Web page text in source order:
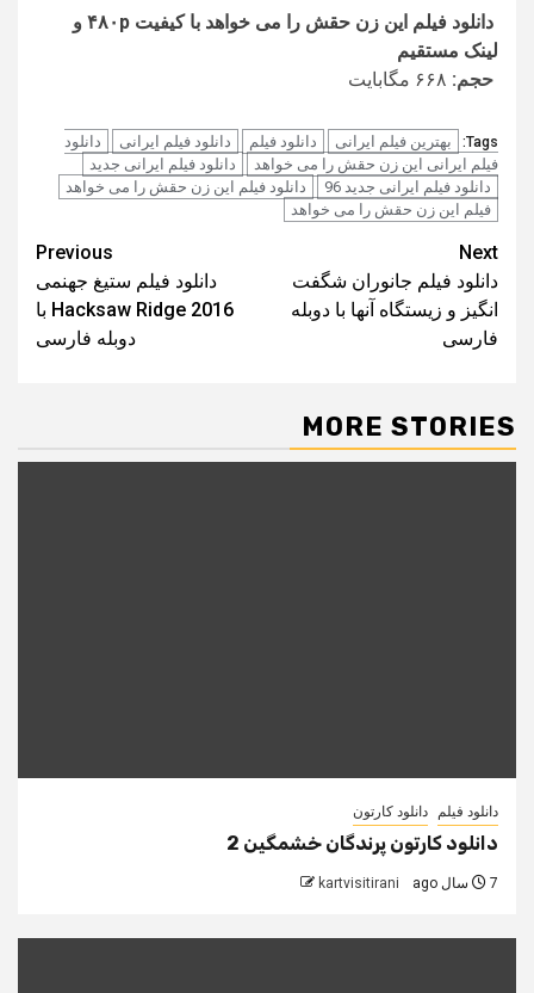
دانلود فیلم این زن حقش را می خواهد با کیفیت ۴۸۰p و
لینک مستقیم
حجم: ۶۶۸ مگابایت
Tags: بهترین فیلم ایرانی دانلود فیلم دانلود فیلم ایرانی
دانلود
فیلم ایرانی این زن حقش را می خواهد
دانلود فیلم ایرانی جدید
دانلود فیلم ایرانی جدید 96
دانلود فیلم این زن حقش را می خواهد
فیلم این زن حقش را می خواهد
Post
navigation
Previous
دانلود فیلم ستیغ جهنمی
Hacksaw Ridge 2016 با
دوبله فارسی
Next
دانلود فیلم جانوران شگفت
انگیز و زیستگاه آنها با دوبله
فارسی
MORE STORIES
دانلود فیلم دانلود کارتون
دانلود کارتون پرندگان خشمگین 2
7 سال ago kartvisitirani